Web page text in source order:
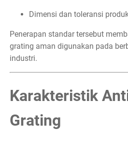
Dimensi dan toleransi
Penerapan standar tersebut
grating aman digunakan pada
industri.
Karakteristik
Grating